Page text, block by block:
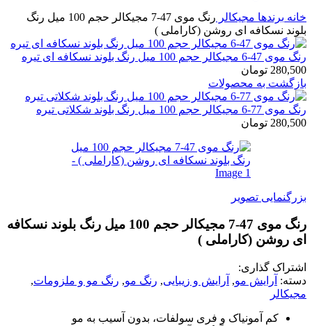
برندهامجیکالر
رنگ موی 47-7 مجیکالر حجم 100 میل رنگ
نسکافه ای روشن (کاراملی )
حجم 100 میل رنگ بلوند نسکافه ای تیره
تومان
به محصولات
حجم 100 میل رنگ بلوند شکلاتی تیره
تومان
تصویر
رنگ موی 47-7 مجیکالر حجم 100 میل رنگ بلوند نسکافه
روشن (کاراملی )
گذاری:
آرایش مو , آرایش و زیبایی, رنگ مو, رنگ مو و ملزومات,
کم آمونیاک و فری سولفات، بدون آسیب به مو